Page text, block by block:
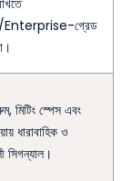
গ্রেড
মিটিং স্পেস এবং
ধারাবাহিক ও
সিগন্যাল।